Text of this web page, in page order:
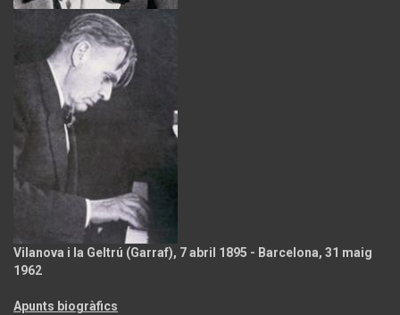
Vilanova i la Geltrú (Garraf), 7 abril 1895 - Barcelona, 31 maig
1962
Apunts biogràfics